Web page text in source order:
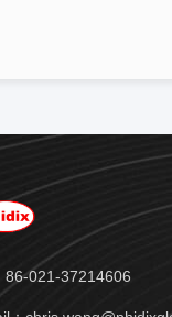
86-021-37214606